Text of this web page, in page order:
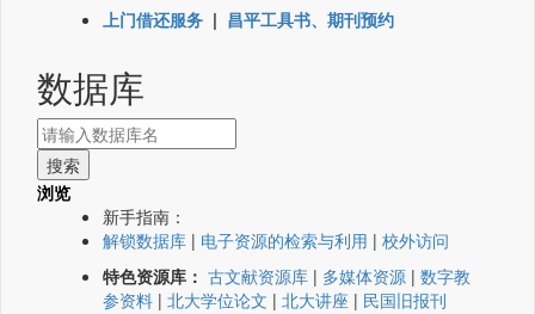
上门借还服务 | 昌平工具书、期刊预约
数据库
浏览
新手指南：
解锁数据库 | 电子资源的检索与利用 | 校外访问
特色资源库： 古文献资源库 | 多媒体资源 | 数字教
参资料 | 北大学位论文 | 北大讲座 | 民国旧报刊